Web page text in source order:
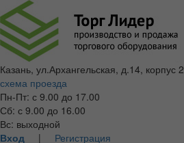
Казань, ул.Архангельская, д.14, корпус 2
схема проезда
Пн-Пт: с 9.00 до 17.00
Сб: с 9.00 до 16.00
Вс: выходной
Вход | Регистрация